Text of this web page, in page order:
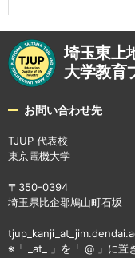
埼玉東上
大学教育
お問い合わせ先
TJUP 代表校
東京電機大学
〒350-0394
埼玉県比企郡鳩山町石坂
※「 _at_ 」を「 @ 」に置